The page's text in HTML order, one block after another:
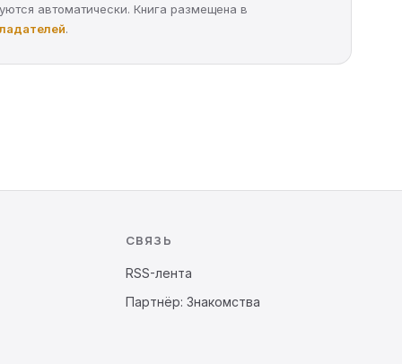
автоматически. Книга размещена в
.
СВЯЗЬ
RSS-лента
Партнёр: Знакомства